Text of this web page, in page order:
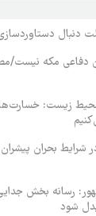
دنبال
دفاعی مکه نیست/
زیست:
شرایط بحران پیشران
رسانه بخش
شود